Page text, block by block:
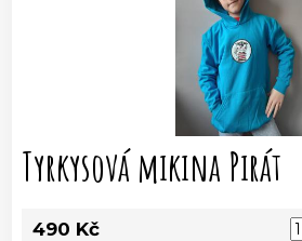
Tyrkysová mikina Pirát
490 Kč